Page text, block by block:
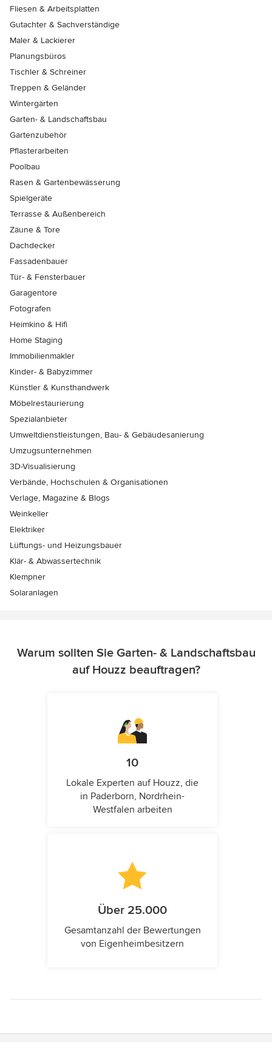
Fliesen & Arbeitsplatten
Gutachter & Sachverständige
Maler & Lackierer
Planungsbüros
Tischler & Schreiner
Treppen & Geländer
Wintergärten
Garten- & Landschaftsbau
Gartenzubehör
Pflasterarbeiten
Poolbau
Rasen & Gartenbewässerung
Spielgeräte
Terrasse & Außenbereich
Zäune & Tore
Dachdecker
Fassadenbauer
Tür- & Fensterbauer
Garagentore
Fotografen
Heimkino & Hifi
Home Staging
Immobilienmakler
Kinder- & Babyzimmer
Künstler & Kunsthandwerk
Möbelrestaurierung
Spezialanbieter
Umweltdienstleistungen, Bau- & Gebäudesanierung
Umzugsunternehmen
3D-Visualisierung
Verbände, Hochschulen & Organisationen
Verlage, Magazine & Blogs
Weinkeller
Elektriker
Lüftungs- und Heizungsbauer
Klär- & Abwassertechnik
Klempner
Solaranlagen
Warum sollten Sie Garten- & Landschaftsbau
auf Houzz beauftragen?
10
Lokale Experten auf Houzz, die
in Paderborn, Nordrhein-
Westfalen arbeiten
Über 25.000
Gesamtanzahl der Bewertungen
von Eigenheimbesitzern